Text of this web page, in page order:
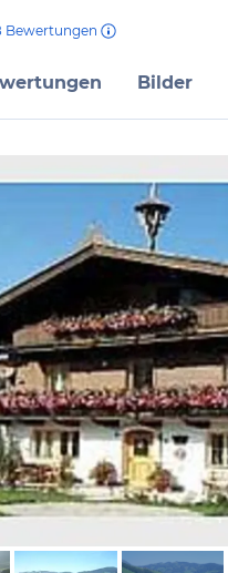
Bewertungen
Bilder